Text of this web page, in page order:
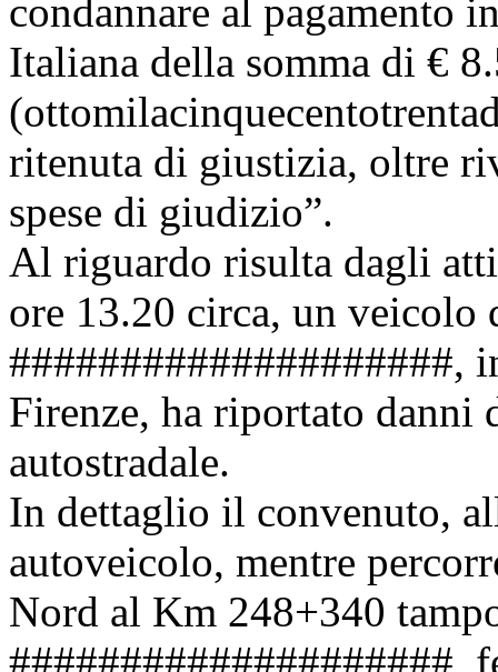
condannare al pagamento
Italiana della somma di €
ritenuta di giustizia, oltre
spese di giudizio”.
Al riguardo risulta dagli
ore 13.20 circa, un
####################,
Firenze, ha riportato danni
autostradale.
In dettaglio il convenuto,
autoveicolo, mentre
Nord al Km 248+340
####################,